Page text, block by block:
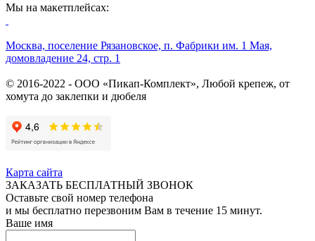
Мы на макетплейсах:
Москва, поселение Рязановское, п. Фабрики им. 1 Мая,
домовладение 24, стр. 1
© 2016-2022 - ООО «Пикап-Комплект», Любой крепеж, от
хомута до заклепки и дюбеля
Карта сайта
ЗАКАЗАТЬ БЕСПЛАТНЫЙ ЗВОНОК
Оставьте свой номер телефона
и мы бесплатно перезвоним Вам в течение 15 минут.
Ваше имя